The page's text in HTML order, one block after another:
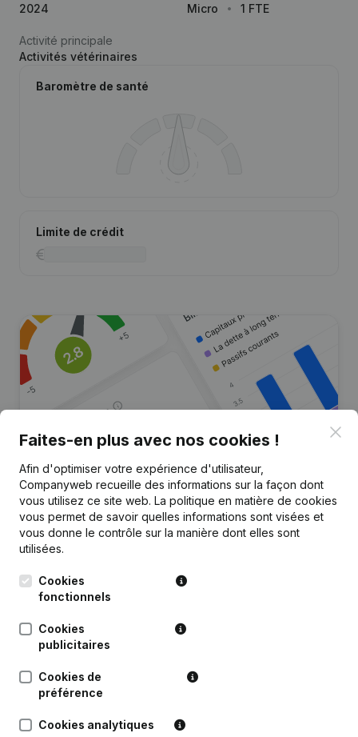
2024
Micro
1 FTE
Activité principale
Activités vétérinaires
Baromètre de santé
Limite de crédit
Vous recherchez plus
d’informations sur cette entreprise
?
Consulter la santé en un coup d'oeil
Choisissez des informations rapides ou des détails
granulaires
importants
Essayer gratuitement Découvrir plus
Essai gratuit de 7 jours, aucune carte de crédit requise.
Faites-en plus avec nos cookies !
Afin d'optimiser votre expérience d'utilisateur,
Companyweb recueille des informations sur la façon dont
vous utilisez ce site web. La politique en matière de cookies
vous permet de savoir quelles informations sont visées et
vous donne le contrôle sur la manière dont elles sont
utilisées.
Cookies
fonctionnels
Cookies
publicitaires
Cookies de
préférence
Cookies analytiques